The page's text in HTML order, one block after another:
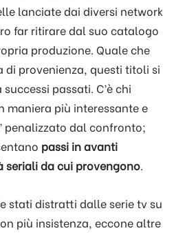
lanciate dai diversi network
far ritirare dal suo catalogo
produzione. Quale che
di provenienza, questi titoli si
passati. C’è chi
maniera più interessante e
penalizzato dal confronto;
passi in avanti
da cui provengono.
stati distratti dalle serie tv su
più insistenza, eccone altre